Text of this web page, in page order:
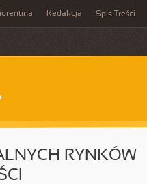
Redakcja Spis Treści
RYNKÓW